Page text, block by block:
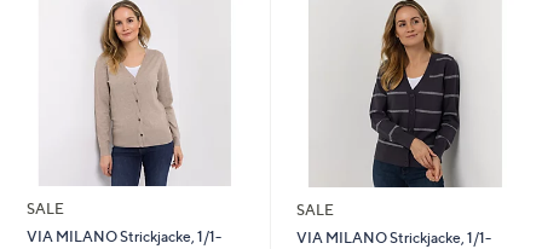
SALE
VIA MILANO Strickjacke, 1/1-
SALE
VIA MILANO Strickjacke, 1/1-